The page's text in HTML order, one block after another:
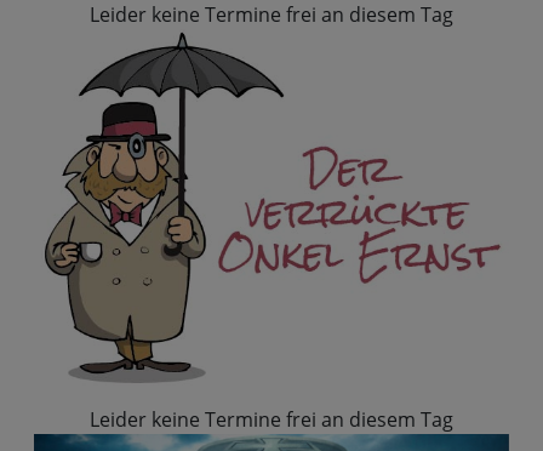
Leider keine Termine frei an diesem Tag
Leider keine Termine frei an diesem Tag